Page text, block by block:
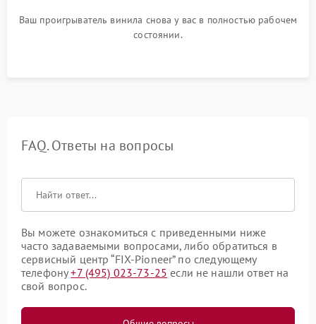
Ваш проигрыватель винила снова у вас в полностью рабочем
состоянии.
FAQ. Ответы на вопросы
Вы можете ознакомиться с приведенными ниже
часто задаваемыми вопросами, либо обратиться в
сервисный центр “FIX-Pioneer” по следующему
телефону+7 (495) 023-73-25 если не нашли ответ на
свой вопрос.